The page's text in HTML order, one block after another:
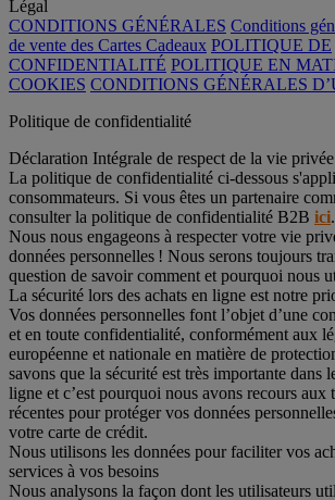
Légal
CONDITIONS GÉNÉRALES Conditions
de vente des Cartes Cadeaux POLITIQUE DE
CONFIDENTIALITÉ POLITIQUE EN
COOKIES CONDITIONS GÉNÉRALES
Politique de confidentialité
Déclaration Intégrale de respect de la vie
La politique de confidentialité ci-dessous
consommateurs. Si vous êtes un partenaire
consulter la politique de confidentialité B2B ici.
Nous nous engageons à respecter votre vie
données personnelles ! Nous serons toujours
question de savoir comment et pourquoi nous
La sécurité lors des achats en ligne est notre
Vos données personnelles font l’objet d’une
et en toute confidentialité, conformément aux
européenne et nationale en matière de
savons que la sécurité est très importante dans
ligne et c’est pourquoi nous avons recours aux
récentes pour protéger vos données
votre carte de crédit.
Nous utilisons les données pour faciliter vos
services à vos besoins
Nous analysons la façon dont les utilisateurs